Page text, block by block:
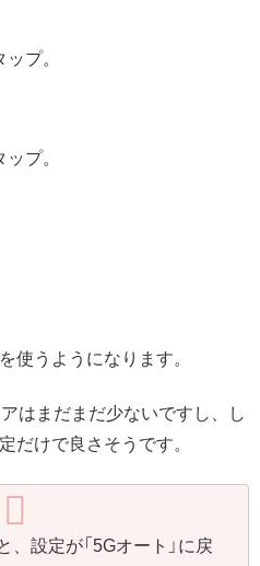
ップ。
ップ。
使うようになります。
アはまだまだ少ないですし、し
だけで良さそうです。
設定が「5Gオート」に戻